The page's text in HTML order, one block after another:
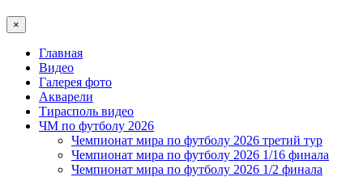
×
Главная
Видео
Галерея фото
Акварели
Тирасполь видео
ЧМ по футболу 2026
Чемпионат мира по футболу 2026 третий тур
Чемпионат мира по футболу 2026 1/16 финала
Чемпионат мира по футболу 2026 1/2 финала